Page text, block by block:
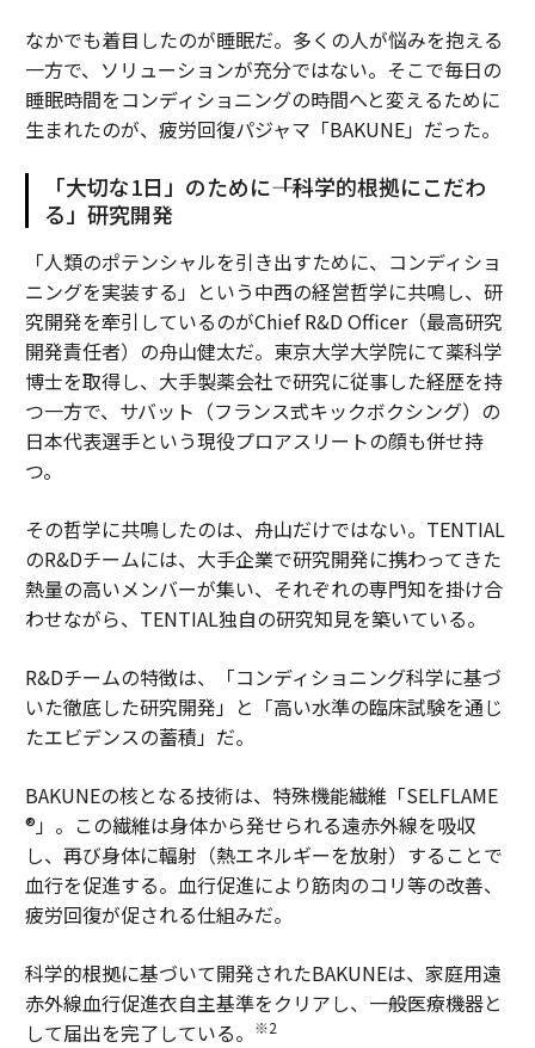
なかでも着目したのが睡眠だ。多くの人が悩みを抱える
一方で、ソリューションが充分ではない。そこで毎日の
睡眠時間をコンディショニングの時間へと変えるために
生まれたのが、疲労回復パジャマ「BAKUNE」だった。
「大切な1日」のために――「科学的根拠にこだわ
る」研究開発
「人類のポテンシャルを引き出すために、コンディショ
ニングを実装する」という中西の経営哲学に共鳴し、研
究開発を牽引しているのがChief R&D Officer（最高研究
開発責任者）の舟山健太だ。東京大学大学院にて薬科学
博士を取得し、大手製薬会社で研究に従事した経歴を持
つ一方で、サバット（フランス式キックボクシング）の
日本代表選手という現役プロアスリートの顔も併せ持
つ。
その哲学に共鳴したのは、舟山だけではない。TENTIAL
のR&Dチームには、大手企業で研究開発に携わってきた
熱量の高いメンバーが集い、それぞれの専門知を掛け合
わせながら、TENTIAL独自の研究知見を築いている。
R&Dチームの特徴は、「コンディショニング科学に基づ
いた徹底した研究開発」と「高い水準の臨床試験を通じ
たエビデンスの蓄積」だ。
BAKUNEの核となる技術は、特殊機能繊維「SELFLAME
®」。この繊維は身体から発せられる遠赤外線を吸収
し、再び身体に輻射（熱エネルギーを放射）することで
血行を促進する。血行促進により筋肉のコリ等の改善、
疲労回復が促される仕組みだ。
科学的根拠に基づいて開発されたBAKUNEは、家庭用遠
赤外線血行促進衣自主基準をクリアし、一般医療機器と
して届出を完了している。
※2